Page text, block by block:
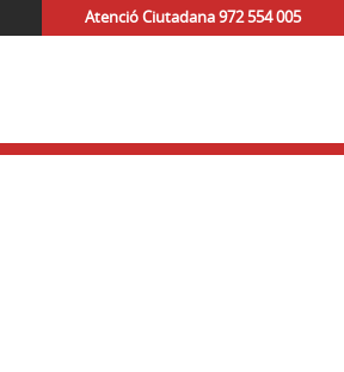
Atenció Ciutadana 972 554 005